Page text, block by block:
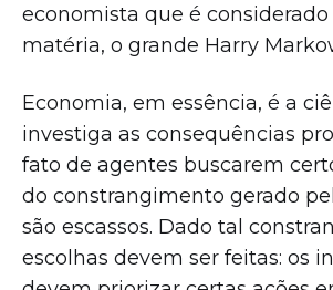
economista que é considerado
matéria, o grande Harry
Economia, em essência, é a
investiga as consequências
fato de agentes buscarem
do constrangimento gerado
são escassos. Dado tal
escolhas devem ser feitas: os